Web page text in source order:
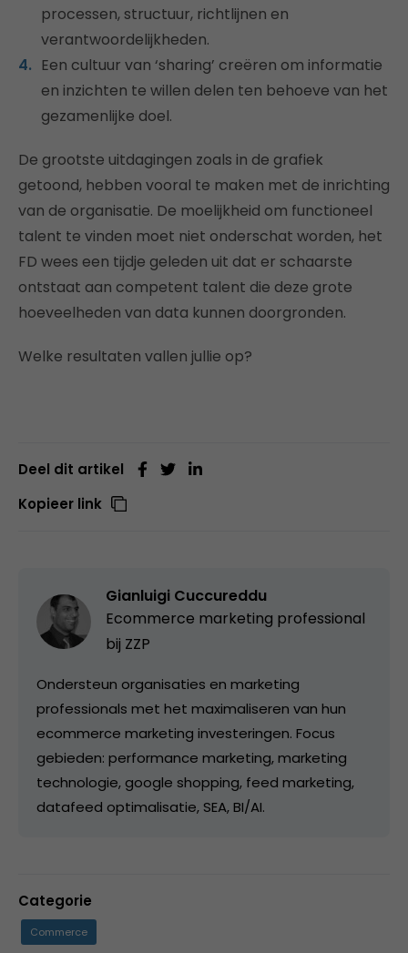
processen, structuur, richtlijnen en
verantwoordelijkheden.
Een cultuur van ‘sharing’ creëren om informatie
en inzichten te willen delen ten behoeve van het
gezamenlijke doel.
De grootste uitdagingen zoals in de grafiek
getoond, hebben vooral te maken met de inrichting
van de organisatie. De moelijkheid om functioneel
talent te vinden moet niet onderschat worden, het
FD wees een tijdje geleden uit dat er schaarste
ontstaat aan competent talent die deze grote
hoeveelheden van data kunnen doorgronden.
Welke resultaten vallen jullie op?
Deel dit artikel
Kopieer link
Gianluigi Cuccureddu
Ecommerce marketing professional
bij ZZP
Ondersteun organisaties en marketing
professionals met het maximaliseren van hun
ecommerce marketing investeringen. Focus
gebieden: performance marketing, marketing
technologie, google shopping, feed marketing,
datafeed optimalisatie, SEA, BI/AI.
Categorie
Commerce